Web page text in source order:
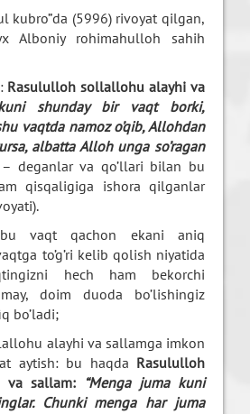
kubro”da (5996) rivoyat qilgan,
Alboniy rohimahulloh sahih
Rasululloh sollallohu alayhi va
kuni shunday bir vaqt borki,
vaqtda namoz o’qib, Allohdan
albatta Alloh unga so’ragan
deganlar va qo’llari bilan bu
qisqaligiga ishora qilganlar
vaqt qachon ekani aniq
to’g’ri kelib qolish niyatida
hech ham bekorchi
doim duoda bo’lishingiz
bo’ladi;
alayhi va sallamga imkon
aytish: bu haqda Rasululloh
va sallam: “Menga juma kuni
Chunki menga har juma